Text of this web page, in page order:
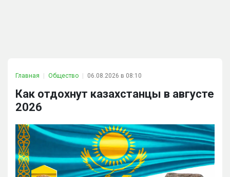
Главная Общество 06.08.2026 в 08:10
Как отдохнут казахстанцы в августе
2026